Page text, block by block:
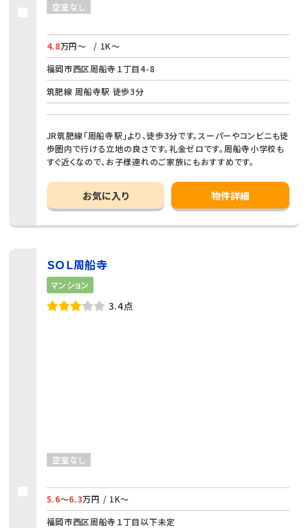
空室なし
4.8万円～
/ 1K～
福岡市西区周船寺１丁目4-8
筑肥線 周船寺駅 徒歩3分
JR筑肥線「周船寺駅」より、徒歩3分です。スーパーやコンビニも徒
歩圏内で行ける立地の良さです。礼金ゼロです。周船寺小学校も
すぐ近くなので、お子様連れのご家族にもおすすめです。
お気に入り 物件詳細
ＳＯＬ周船寺
マンション
3.4点
空室なし
5.6～6.3万円 / 1K～
福岡市西区周船寺１丁目以下未定